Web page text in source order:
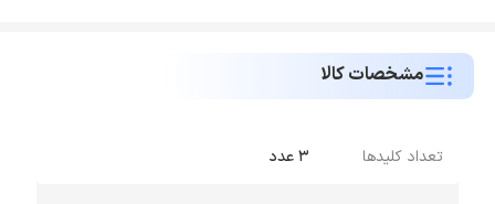
راحتی آن را با میز کار خود ست کنید و قابلیت کار با هر
دو دست را دارد بنابراین اهمیتی ندارد که شما راست
لاجیتک مدل M171 استفاده کنید و تجربه شگفت انگیز
مشخصات کالا
تعداد کلیدها 3 عدد